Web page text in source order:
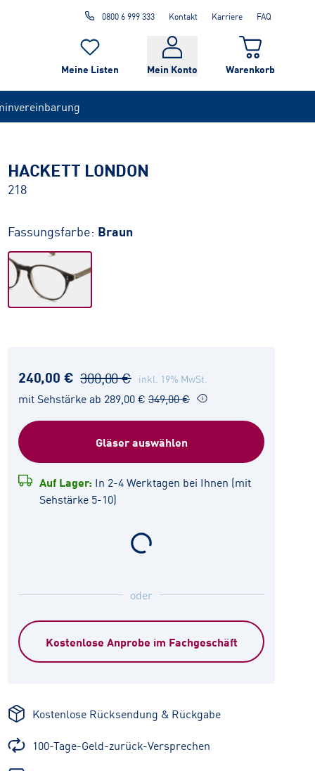
0800 6 999 333 Kontakt Karriere FAQ
Meine Listen Mein Konto Warenkorb
HACKETT LONDON
218
Fassungsfarbe: Braun
240,00 € 300,00 € inkl. 19% MwSt.
mit Sehstärke ab 289,00 € 349,00 €
Gläser auswählen
Auf Lager: In 2-4 Werktagen bei Ihnen (mit
Sehstärke 5-10)
oder
Kostenlose Anprobe im Fachgeschäft
Kostenlose Rücksendung & Rückgabe
100-Tage-Geld-zurück-Versprechen